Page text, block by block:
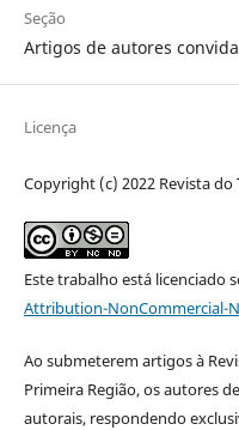
Seção
Artigos de autores
Licença
Copyright (c) 2022 Revista do
Este trabalho está licenciado
Attribution-NonCommercial-
Ao submeterem artigos à
Primeira Região, os autores
autorais, respondendo